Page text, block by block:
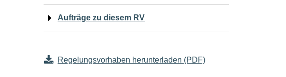
Seiteninhalt
Aufträge zu diesem RV
Regelungsvorhaben herunterladen (PDF)